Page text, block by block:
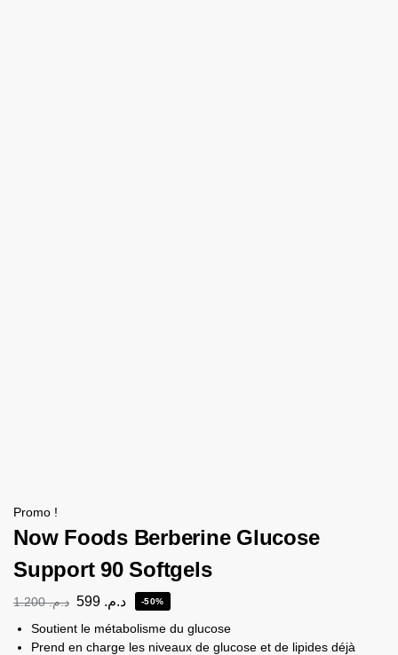
Promo !
Now Foods Berberine Glucose
Support 90 Softgels
د.م.1.200 د.م. -50%
Soutient le métabolisme du glucose
Prend en charge les niveaux de glucose et de lipides déjà